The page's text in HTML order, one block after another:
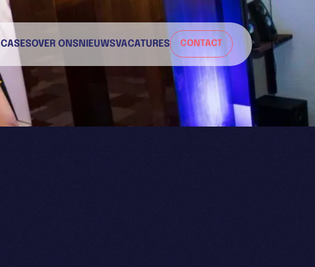
CASESOVER ONSNIEUWSVACATURES CONTACT